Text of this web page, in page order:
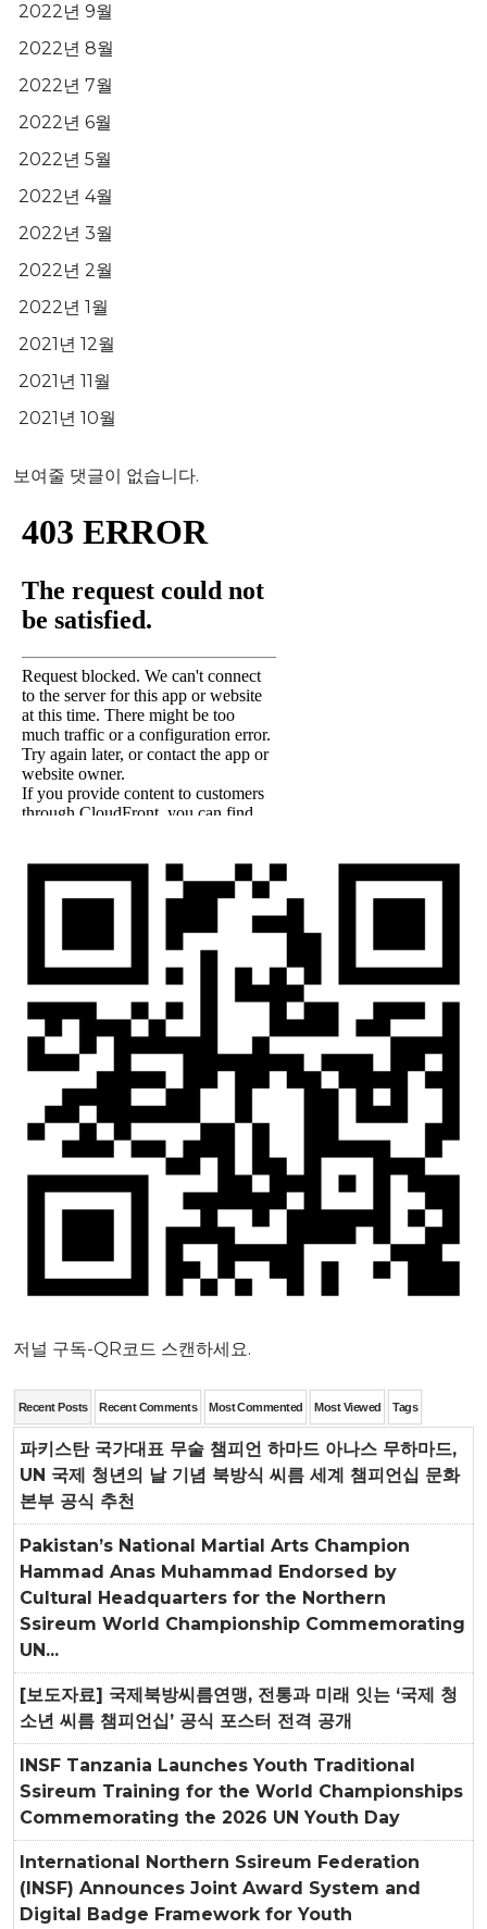
2022년 9월
2022년 8월
2022년 7월
2022년 6월
2022년 5월
2022년 4월
2022년 3월
2022년 2월
2022년 1월
2021년 12월
2021년 11월
2021년 10월
보여줄 댓글이 없습니다.
저널 구독-QR코드 스캔하세요.
Recent Posts Recent Comments Most Commented Most Viewed Tags
파키스탄 국가대표 무술 챔피언 하마드 아나스 무하마드,
UN 국제 청년의 날 기념 북방식 씨름 세계 챔피언십 문화
본부 공식 추천
Pakistan’s National Martial Arts Champion
Hammad Anas Muhammad Endorsed by
Cultural Headquarters for the Northern
Ssireum World Championship Commemorating
UN...
[보도자료] 국제북방씨름연맹, 전통과 미래 잇는 ‘국제 청
소년 씨름 챔피언십’ 공식 포스터 전격 공개
INSF Tanzania Launches Youth Traditional
Ssireum Training for the World Championships
Commemorating the 2026 UN Youth Day
International Northern Ssireum Federation
(INSF) Announces Joint Award System and
Digital Badge Framework for Youth